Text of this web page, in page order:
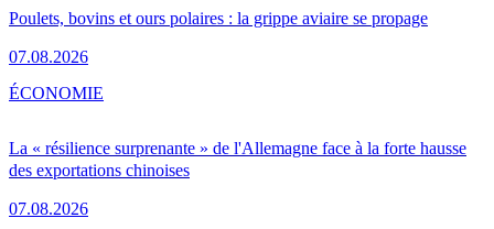
Poulets, bovins et ours polaires : la grippe aviaire se propage
07.08.2026
La « résilience surprenante » de l'Allemagne face à la forte hausse
des exportations chinoises
07.08.2026
ÉCONOMIE